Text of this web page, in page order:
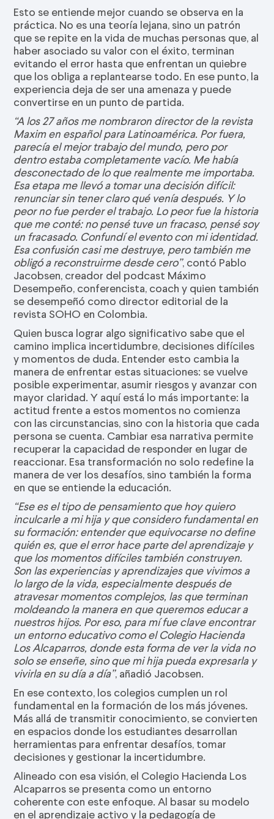
Esto se entiende mejor cuando se observa en la
práctica. No es una teoría lejana, sino un patrón
que se repite en la vida de muchas personas que, al
haber asociado su valor con el éxito, terminan
evitando el error hasta que enfrentan un quiebre
que los obliga a replantearse todo. En ese punto, la
experiencia deja de ser una amenaza y puede
convertirse en un punto de partida.
“A los 27 años me nombraron director de la revista
Maxim en español para Latinoamérica. Por fuera,
parecía el mejor trabajo del mundo, pero por
dentro estaba completamente vacío. Me había
desconectado de lo que realmente me importaba.
Esa etapa me llevó a tomar una decisión difícil:
renunciar sin tener claro qué venía después. Y lo
peor no fue perder el trabajo. Lo peor fue la historia
que me conté: no pensé tuve un fracaso, pensé soy
un fracasado. Confundí el evento con mi identidad.
Esa confusión casi me destruye, pero también me
obligó a reconstruirme desde cero”, contó Pablo
Jacobsen, creador del podcast Máximo
Desempeño, conferencista, coach y quien también
se desempeñó como director editorial de la
revista SOHO en Colombia.
Quien busca lograr algo significativo sabe que el
camino implica incertidumbre, decisiones difíciles
y momentos de duda. Entender esto cambia la
manera de enfrentar estas situaciones: se vuelve
posible experimentar, asumir riesgos y avanzar con
mayor claridad. Y aquí está lo más importante: la
actitud frente a estos momentos no comienza
con las circunstancias, sino con la historia que cada
persona se cuenta. Cambiar esa narrativa permite
recuperar la capacidad de responder en lugar de
reaccionar. Esa transformación no solo redefine la
manera de ver los desafíos, sino también la forma
en que se entiende la educación.
“Ese es el tipo de pensamiento que hoy quiero
inculcarle a mi hija y que considero fundamental en
su formación: entender que equivocarse no define
quién es, que el error hace parte del aprendizaje y
que los momentos difíciles también construyen.
Son las experiencias y aprendizajes que vivimos a
lo largo de la vida, especialmente después de
atravesar momentos complejos, las que terminan
moldeando la manera en que queremos educar a
nuestros hijos. Por eso, para mí fue clave encontrar
un entorno educativo como el Colegio Hacienda
Los Alcaparros, donde esta forma de ver la vida no
solo se enseñe, sino que mi hija pueda expresarla y
vivirla en su día a día”, añadió Jacobsen.
En ese contexto, los colegios cumplen un rol
fundamental en la formación de los más jóvenes.
Más allá de transmitir conocimiento, se convierten
en espacios donde los estudiantes desarrollan
herramientas para enfrentar desafíos, tomar
decisiones y gestionar la incertidumbre.
Alineado con esa visión, el Colegio Hacienda Los
Alcaparros se presenta como un entorno
coherente con este enfoque. Al basar su modelo
en el aprendizaje activo y la pedagogía de